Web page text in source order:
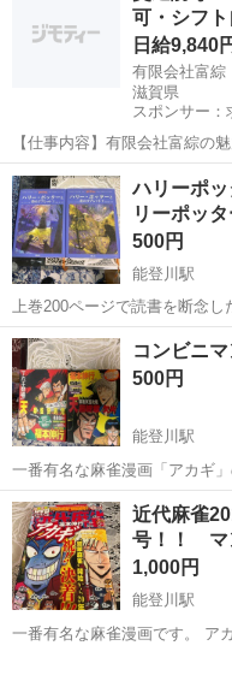
ハリーポッター可・シフト
日給9,840
有限会社富綜
滋賀県
スポンサー：
【仕事内容】有限会社富綜の
円 日払い・週払い・現金手渡
OK!LINEでシフト提出できる
OK!気軽に応募でき...
アルバイト・パート
ハリーポ
リーポッ
500円
能登川駅
上巻200ページで読書を断念
２０年前の品としてはキレイ
1000」は賢者の石から炎のゴ
ています。状態は良くない...
滋賀 東近江市 能登川駅
コンビニ
500円
能登川駅
一番有名な麻雀漫画「アカギ
店で買い集めました。 アカギ
滋賀 東近江市 能登川駅
コンビニコミック
近代麻雀
号！！
1,000円
能登川駅
一番有名な麻雀漫画です。 ア